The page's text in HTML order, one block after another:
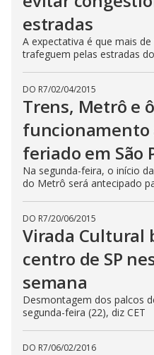
estradas
A expectativa é que mais
trafeguem pelas estradas
DO R7/02/04/2015
Trens, Metrô e
funcionamento
feriado em São
Na segunda-feira, o início
do Metrô será antecipado
DO R7/20/06/2015
Virada Cultural
centro de SP
semana
Desmontagem dos palcos
segunda-feira (22), diz CET
DO R7/06/02/2016